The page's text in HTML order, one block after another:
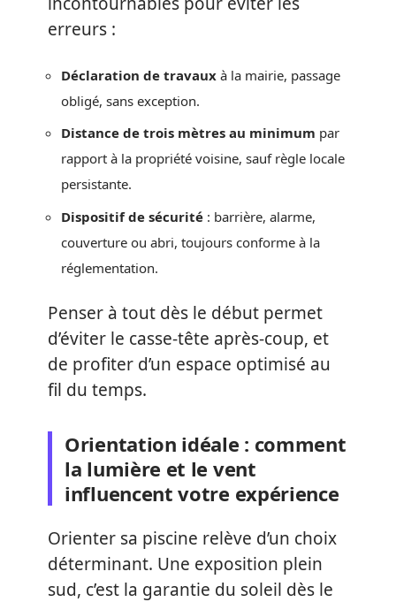
erreurs :
Déclaration de travaux à la mairie, passage
obligé, sans exception.
Distance de trois mètres au minimum par
rapport à la propriété voisine, sauf règle locale
persistante.
Dispositif de sécurité : barrière, alarme,
couverture ou abri, toujours conforme à la
réglementation.
Penser à tout dès le début permet
d’éviter le casse-tête après-coup, et
de profiter d’un espace optimisé au
fil du temps.
Orientation idéale : comment
la lumière et le vent
influencent votre expérience
Orienter sa piscine relève d’un choix
déterminant. Une exposition plein
sud, c’est la garantie du soleil dès le